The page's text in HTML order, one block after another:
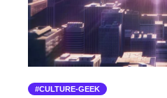
CULTURE-GEEK